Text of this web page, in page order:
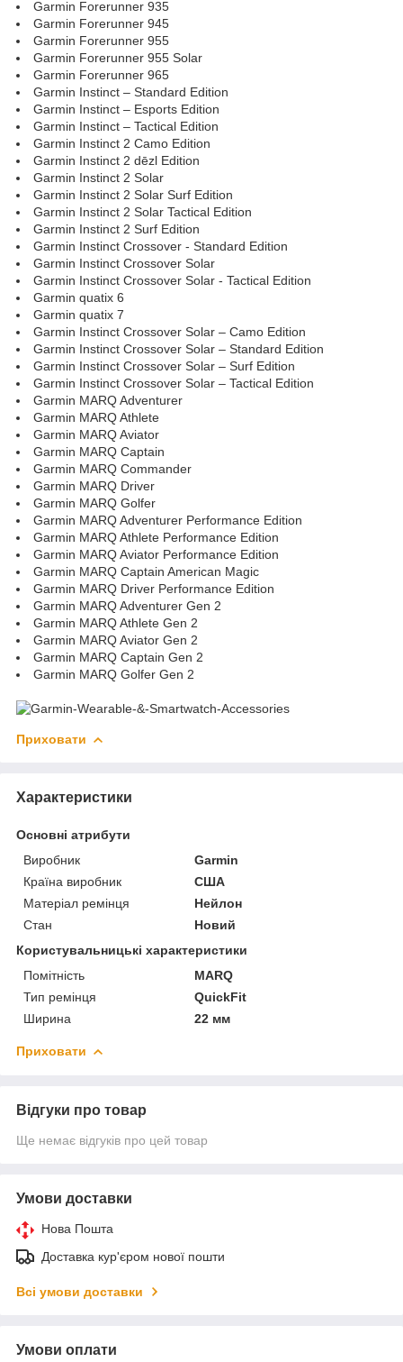
Garmin Forerunner 935
Garmin Forerunner 945
Garmin Forerunner 955
Garmin Forerunner 955 Solar
Garmin Forerunner 965
Garmin Instinct – Standard Edition
Garmin Instinct – Esports Edition
Garmin Instinct – Tactical Edition
Garmin Instinct 2 Camo Edition
Garmin Instinct 2 dēzl Edition
Garmin Instinct 2 Solar
Garmin Instinct 2 Solar Surf Edition
Garmin Instinct 2 Solar Tactical Edition
Garmin Instinct 2 Surf Edition
Garmin Instinct Crossover - Standard Edition
Garmin Instinct Crossover Solar
Garmin Instinct Crossover Solar - Tactical Edition
Garmin quatix 6
Garmin quatix 7
Garmin Instinct Crossover Solar – Camo Edition
Garmin Instinct Crossover Solar – Standard Edition
Garmin Instinct Crossover Solar – Surf Edition
Garmin Instinct Crossover Solar – Tactical Edition
Garmin MARQ Adventurer
Garmin MARQ Athlete
Garmin MARQ Aviator
Garmin MARQ Captain
Garmin MARQ Commander
Garmin MARQ Driver
Garmin MARQ Golfer
Garmin MARQ Adventurer Performance Edition
Garmin MARQ Athlete Performance Edition
Garmin MARQ Aviator Performance Edition
Garmin MARQ Captain American Magic
Garmin MARQ Driver Performance Edition
Garmin MARQ Adventurer Gen 2
Garmin MARQ Athlete Gen 2
Garmin MARQ Aviator Gen 2
Garmin MARQ Captain Gen 2
Garmin MARQ Golfer Gen 2
Приховати
Характеристики
Основні атрибути
Виробник
Garmin
Країна виробник
США
Матеріал ремінця
Нейлон
Стан
Новий
Користувальницькі характеристики
Помітність
MARQ
Тип ремінця
QuickFit
Ширина
22 мм
Приховати
Відгуки про товар
Ще немає відгуків про цей товар
Умови доставки
Нова Пошта
Доставка кур'єром нової пошти
Всі умови доставки
Умови оплати